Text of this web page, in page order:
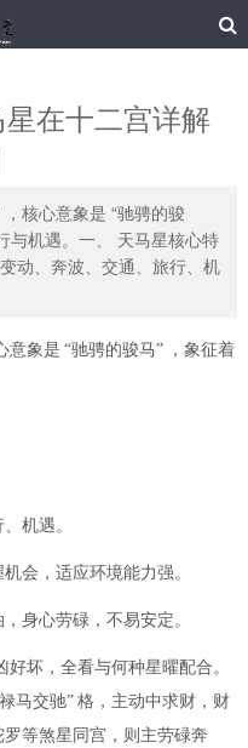
在十二宫详解
核心意象是 “驰骋的骏
与机遇。一、 天马星核心特
动、奔波、交通、旅行、机
意象是 “驰骋的骏马”
，象征着
机遇。
会，适应环境能力强。
身心劳碌，不易安定。
好坏，全看与何种星曜配合。
马交驰” 格，主动中求财，财
等煞星同宫，则主劳碌奔